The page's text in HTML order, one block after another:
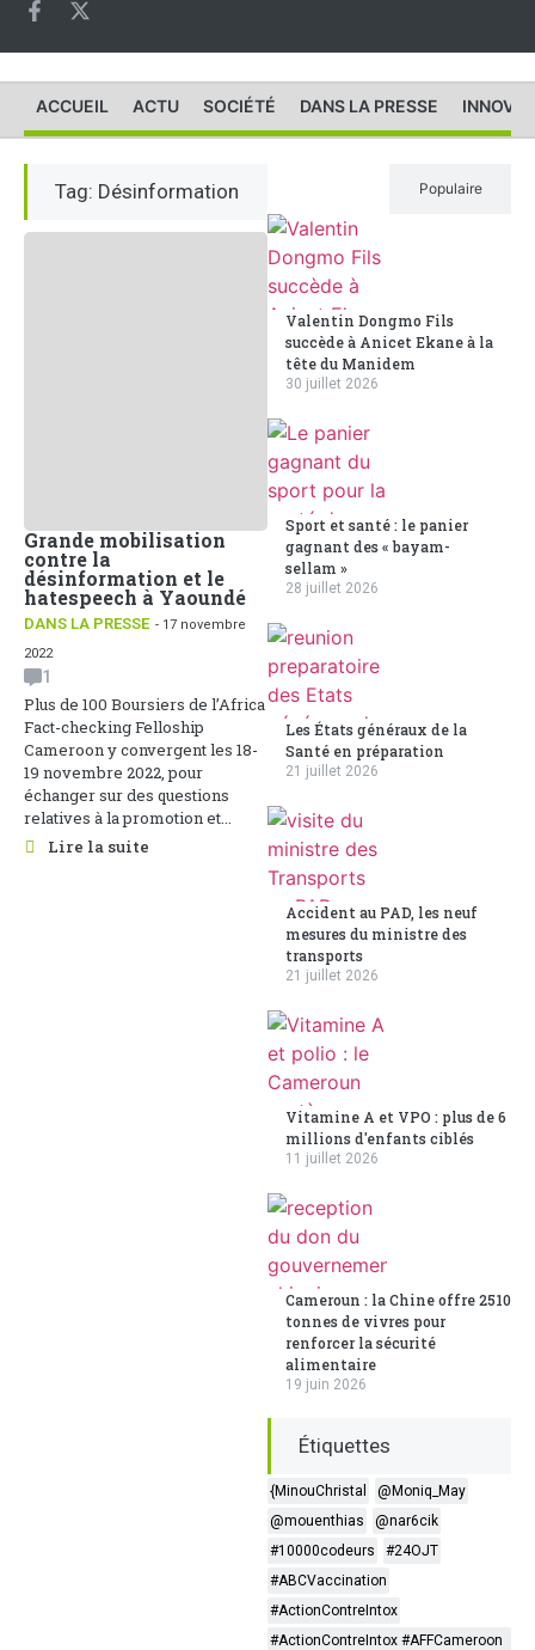
ACCUEIL ACTU SOCIÉTÉ DANS LA PRESSE
Tag: Désinformation
Grande mobilisation
contre la
désinformation et le
hatespeech à Yaoundé
DANS LA PRESSE - 17 novembre
2022
1
Plus de 100 Boursiers de l’Africa
Fact-checking Felloship
Cameroon y convergent les 18-
19 novembre 2022, pour
échanger sur des questions
relatives à la promotion et...
Lire la suite
Populaire
Valentin Dongmo Fils
succède à Anicet Ekane à la
tête du Manidem
30 juillet 2026
Sport et santé : le panier
gagnant des « bayam-
sellam »
28 juillet 2026
Les États généraux de la
Santé en préparation
21 juillet 2026
Accident au PAD, les neuf
mesures du ministre des
transports
21 juillet 2026
Vitamine A et VPO : plus de 6
millions d'enfants ciblés
11 juillet 2026
Cameroun : la Chine offre 2510
tonnes de vivres pour
renforcer la sécurité
alimentaire
19 juin 2026
Étiquettes
{MinouChristal
@Moniq_May
@mouenthias
@nar6cik
#10000codeurs
#24OJT
#ABCVaccination
#ActionContreIntox
#ActionContreIntox #AFFCameroon